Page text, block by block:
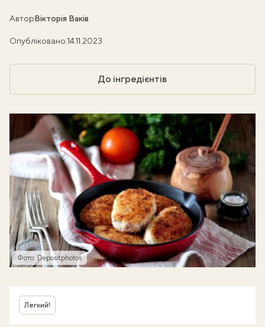
АвторВікторія Ваків
Опубліковано:14.11.2023
До інгредієнтів
Фото: Depositphotos
Легкий!